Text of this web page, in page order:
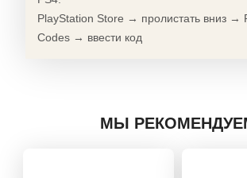
PlayStation Store → пролистать вниз →
Codes → ввести код
МЫ